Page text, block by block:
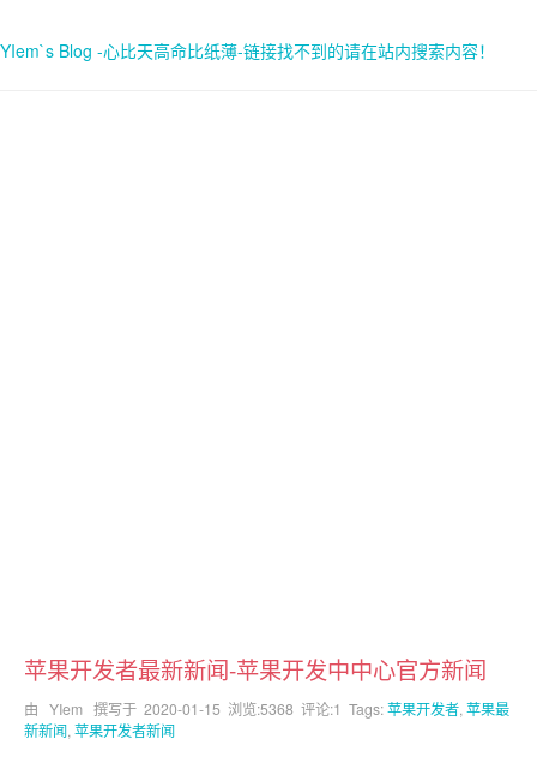
YIem`s Blog -心比天高命比纸薄-链接找不到的请在站内搜索内容！
苹果开发者最新新闻-苹果开发中中心官方新闻
由 YIem 撰写于 2020-01-15 浏览:5368 评论:1 Tags:苹果开发者, 苹果最
新新闻, 苹果开发者新闻